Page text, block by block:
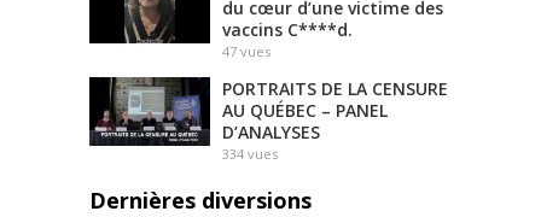
du cœur d’une victime des
vaccins C****d.
47 vues
PORTRAITS DE LA CENSURE
AU QUÉBEC – PANEL
D’ANALYSES
334 vues
Dernières diversions